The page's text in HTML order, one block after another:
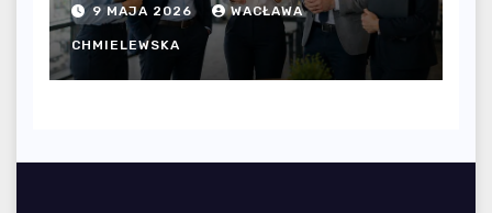
wpływa na jakość
współpracy w
organizacji?
9 MAJA 2026 WACŁAWA
CHMIELEWSKA